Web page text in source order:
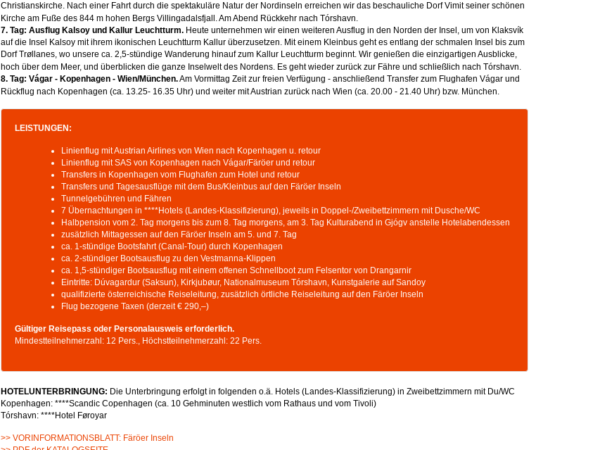
Christianskirche. Nach einer Fahrt durch die spektakuläre Natur der Nordinseln erreichen wir das beschauliche Dorf Vimit seiner schönen
Kirche am Fuße des 844 m hohen Bergs Villingadalsfjall. Am Abend Rückkehr nach Tórshavn.
7. Tag: Ausflug Kalsoy und Kallur Leuchtturm. Heute unternehmen wir einen weiteren Ausflug in den Norden der Insel, um von Klaksvík
auf die Insel Kalsoy mit ihrem ikonischen Leuchtturm Kallur überzusetzen. Mit einem Kleinbus geht es entlang der schmalen Insel bis zum
Dorf Trøllanes, wo unsere ca. 2,5-stündige Wanderung hinauf zum Kallur Leuchtturm beginnt. Wir genießen die einzigartigen Ausblicke,
hoch über dem Meer, und überblicken die ganze Inselwelt des Nordens. Es geht wieder zurück zur Fähre und schließlich nach Tórshavn.
8. Tag: Vágar - Kopenhagen - Wien/München.Am Vormittag Zeit zur freien Verfügung - anschließend Transfer zum Flughafen Vágar und
Rückflug nach Kopenhagen (ca. 13.25- 16.35 Uhr) und weiter mit Austrian zurück nach Wien (ca. 20.00 - 21.40 Uhr) bzw. München.
LEISTUNGEN:
Linienflug mit Austrian Airlines von Wien nach Kopenhagen u. retour
Linienflug mit SAS von Kopenhagen nach Vágar/Färöer und retour
Transfers in Kopenhagen vom Flughafen zum Hotel und retour
Transfers und Tagesausflüge mit dem Bus/Kleinbus auf den Färöer Inseln
Tunnelgebühren und Fähren
7 Übernachtungen in ****Hotels (Landes-Klassifizierung), jeweils in Doppel-/Zweibettzimmern mit Dusche/WC
Halbpension vom 2. Tag morgens bis zum 8. Tag morgens, am 3. Tag Kulturabend in Gjógv anstelle Hotelabendessen
zusätzlich Mittagessen auf den Färöer Inseln am 5. und 7. Tag
ca. 1-stündige Bootsfahrt (Canal-Tour) durch Kopenhagen
ca. 2-stündiger Bootsausflug zu den Vestmanna-Klippen
ca. 1,5-stündiger Bootsausflug mit einem offenen Schnellboot zum Felsentor von Drangarnir
Eintritte: Dúvagardur (Saksun), Kirkjubøur, Nationalmuseum Tórshavn, Kunstgalerie auf Sandoy
qualifizierte österreichische Reiseleitung, zusätzlich örtliche Reiseleitung auf den Färöer Inseln
Flug bezogene Taxen (derzeit € 290,–)
Gültiger Reisepass oder Personalausweis erforderlich.
Mindestteilnehmerzahl: 12 Pers., Höchstteilnehmerzahl: 22 Pers.
HOTELUNTERBRINGUNG: Die Unterbringung erfolgt in folgenden o.ä. Hotels (Landes-Klassifizierung) in Zweibettzimmern mit Du/WC
Kopenhagen: ****Scandic Copenhagen (ca. 10 Gehminuten westlich vom Rathaus und vom Tivoli)
Tórshavn: ****Hotel Føroyar
>> VORINFORMATIONSBLATT: Färöer Inseln